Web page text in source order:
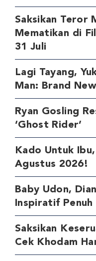
Saksikan Teror
Mematikan di
31 Juli
Lagi Tayang,
Man: Brand
Ryan Gosling
‘Ghost Rider’
Kado Untuk
Agustus 2026!
Baby Udon,
Inspiratif Penuh
Saksikan
Cek Khodam